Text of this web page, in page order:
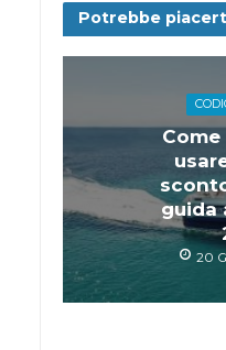
Potrebbe
guida
20